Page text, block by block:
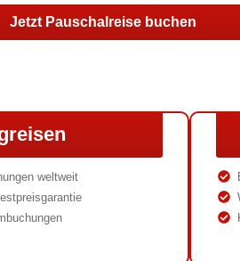
Jetzt Pauschalreise buchen
weltweit